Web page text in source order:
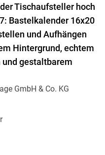
Tischaufsteller hoch
Bastelkalender 16x20
und Aufhängen
Hintergrund, echtem
und gestaltbarem
GmbH & Co. KG